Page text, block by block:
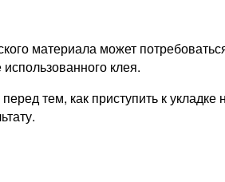
материала может
клея.
тем, как приступить к